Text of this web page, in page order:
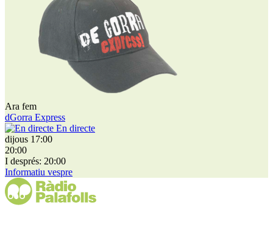
Ara fem
dGorra Express
En directe
dijous 17:00
20:00
I després: 20:00
Informatiu vespre